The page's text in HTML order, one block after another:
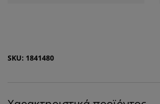
SKU: 1841480